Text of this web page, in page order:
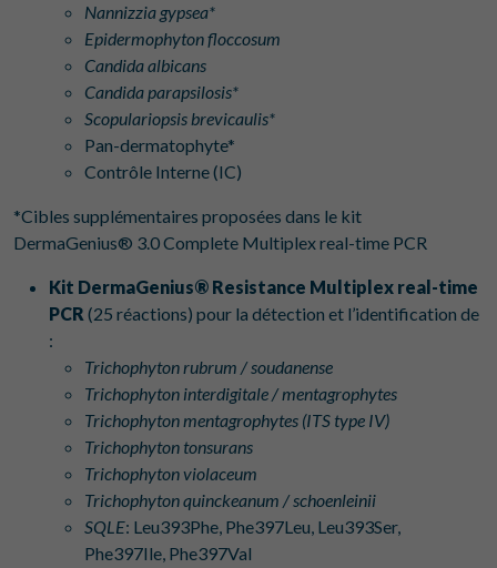
Nannizzia gypsea*
Epidermophyton floccosum
Candida albicans
Candida parapsilosis*
Scopulariopsis brevicaulis*
Pan-dermatophyte*
Contrôle Interne (IC)
*Cibles supplémentaires proposées dans le kit
DermaGenius® 3.0 Complete Multiplex real-time PCR
Kit DermaGenius® Resistance Multiplex real-time
PCR (25 réactions) pour la détection et l’identification de
:
‍Trichophyton rubrum / soudanense
Trichophyton interdigitale / mentagrophytes
Trichophyton mentagrophytes (ITS type IV)
Trichophyton tonsurans
Trichophyton violaceum
Trichophyton quinckeanum / schoenleinii
SQLE: Leu393Phe, Phe397Leu, Leu393Ser,
Phe397Ile, Phe397Val